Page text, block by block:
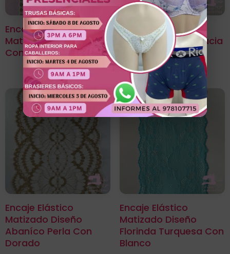
Encaje Elástico
Matizado Diseño Perla
Con Dorado
Encaje Elástico
Matizado Diseño Lucia
Blanco Con Negro
Encaje Elástico
Matizado Diseño
Abaníco Perla Con
Dorado
Encaje Elástico
Matizado Diseño
Florinda Turquesa Con
Blanco